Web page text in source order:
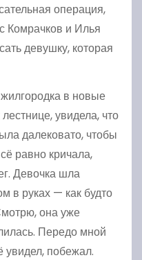
операция,
Комрачков и Илья
девушку, которая
в новые
увидела, что
далековато, чтобы
равно кричала,
Девочка шла
в руках — как будто
она уже
Передо мной
увидел, побежал.